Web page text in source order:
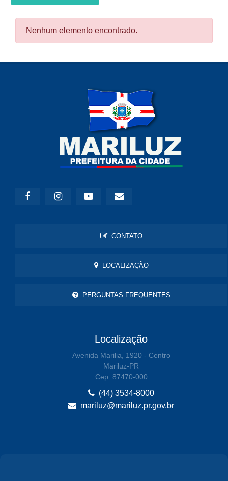
Nenhum elemento encontrado.
CONTATO
LOCALIZAÇÃO
PERGUNTAS FREQUENTES
Localização
Avenida Marilia, 1920 - Centro
Mariluz-PR
Cep: 87470-000
(44) 3534-8000
mariluz@mariluz.pr.gov.br